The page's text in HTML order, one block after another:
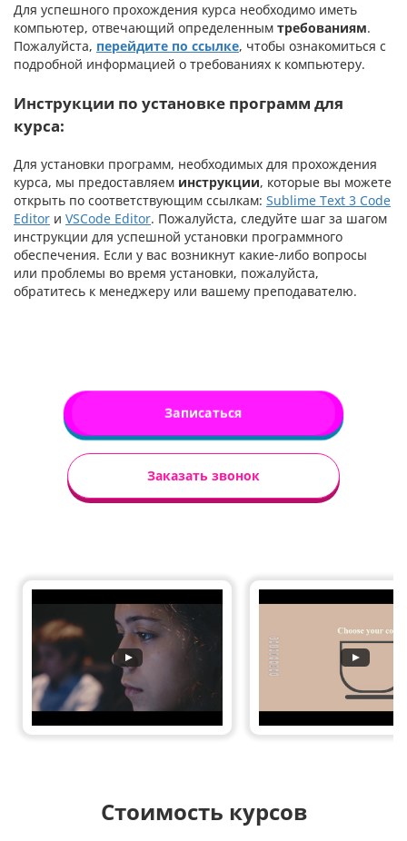
Для успешного прохождения курса необходимо иметь
компьютер, отвечающий определенным требованиям.
Пожалуйста, перейдите по ссылке, чтобы ознакомиться с
подробной информацией о требованиях к компьютеру.
Инструкции по установке программ для
курса:
Для установки программ, необходимых для прохождения
курса, мы предоставляем инструкции, которые вы можете
открыть по соответствующим ссылкам: Sublime Text 3 Code
Editor и VSCode Editor. Пожалуйста, следуйте шаг за шагом
инструкции для успешной установки программного
обеспечения. Если у вас возникнут какие-либо вопросы
или проблемы во время установки, пожалуйста,
обратитесь к менеджеру или вашему преподавателю.
Записаться
Заказать звонок
Стоимость курсов